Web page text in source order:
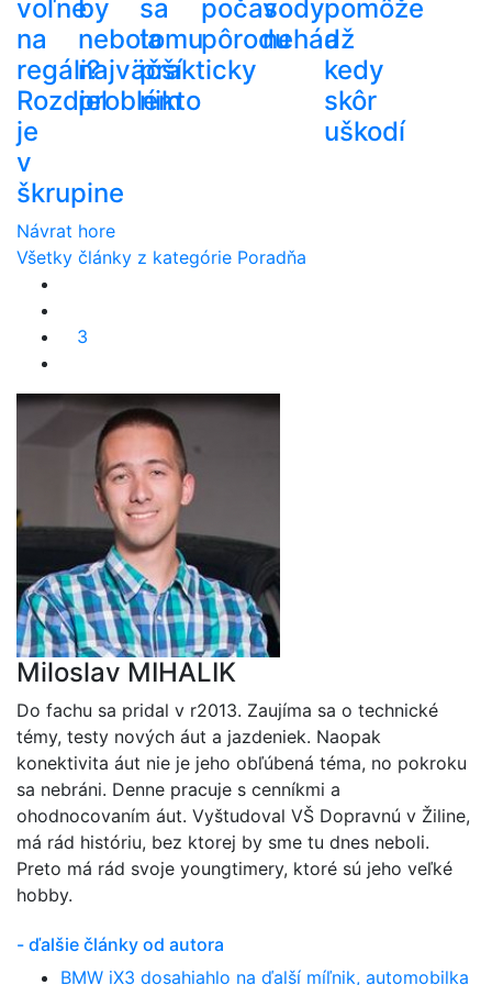
voľne
na
regáli?
Rozdiel
je
v
škrupine
by
nebola
najväčší
problém
sa
tomu
prakticky
nikto
počas
pôrodu
vody
nehádž
pomôže
a
kedy
skôr
uškodí
Návrat hore
Všetky články z kategórie Poradňa
3
Miloslav MIHALIK
Do fachu sa pridal v r2013. Zaujíma sa o technické
témy, testy nových áut a jazdeniek. Naopak
konektivita áut nie je jeho obľúbená téma, no pokroku
sa nebráni. Denne pracuje s cenníkmi a
ohodnocovaním áut. Vyštudoval VŠ Dopravnú v Žiline,
má rád históriu, bez ktorej by sme tu dnes neboli.
Preto má rád svoje youngtimery, ktoré sú jeho veľké
hobby.
- ďalšie články od autora
BMW iX3 dosahiahlo na ďalší míľnik, automobilka